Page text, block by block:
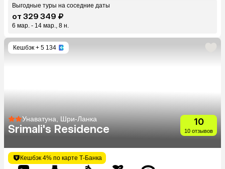
Выгодные туры на соседние даты
от 329 349 ₽
6 мар. - 14 мар., 8 н.
Кешбэк + 5 134
Унаватуна, Шри-Ланка
Srimali's Residence
10
10 отзывов
Кешбэк 4% по карте Т-Банка